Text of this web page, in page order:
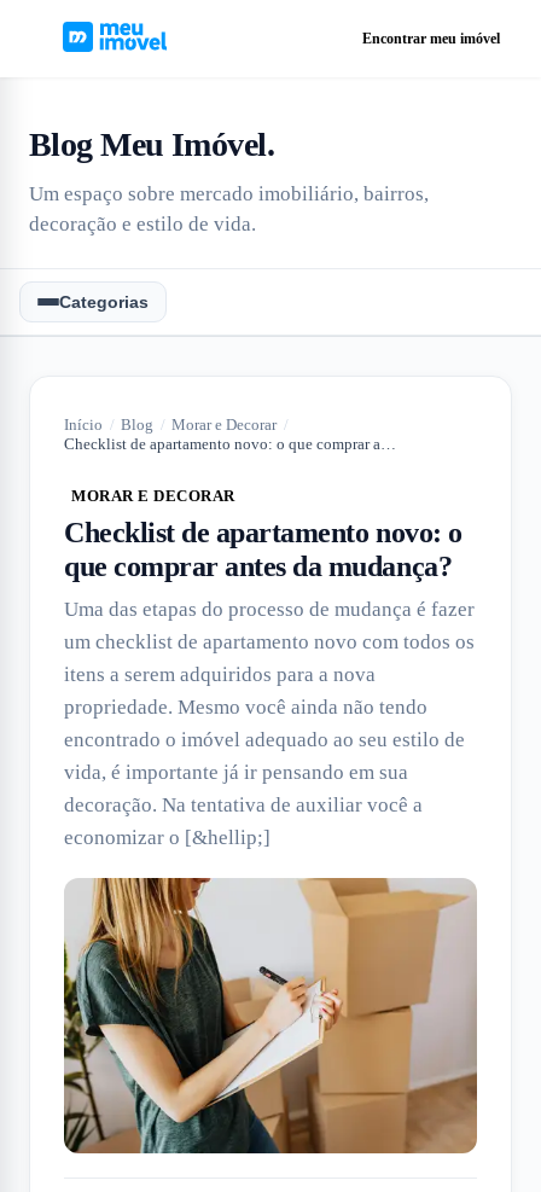
Encontrar meu imóvel
Blog Meu Imóvel.
Um espaço sobre mercado imobiliário, bairros,
decoração e estilo de vida.
Categorias
Início / Blog / Morar e Decorar /
Checklist de apartamento novo: o que comprar antes da mudança?
MORAR E DECORAR
Checklist de apartamento novo: o
que comprar antes da mudança?
Uma das etapas do processo de mudança é fazer
um checklist de apartamento novo com todos os
itens a serem adquiridos para a nova
propriedade. Mesmo você ainda não tendo
encontrado o imóvel adequado ao seu estilo de
vida, é importante já ir pensando em sua
decoração. Na tentativa de auxiliar você a
economizar o [&hellip;]